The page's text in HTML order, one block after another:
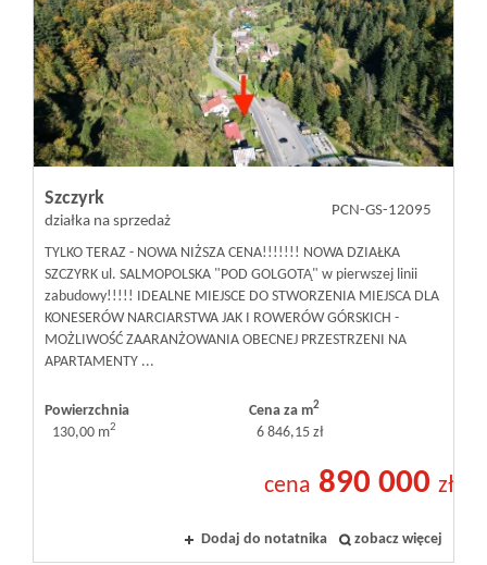
Szczyrk
działka na sprzedaż
PCN-GS-12095
TYLKO TERAZ - NOWA NIŻSZA CENA!!!!!!! NOWA DZIAŁKA
SZCZYRK ul. SALMOPOLSKA "POD GOLGOTĄ" w pierwszej linii
zabudowy!!!!! IDEALNE MIEJSCE DO STWORZENIA MIEJSCA DLA
KONESERÓW NARCIARSTWA JAK I ROWERÓW GÓRSKICH -
MOŻLIWOŚĆ ZAARANŻOWANIA OBECNEJ PRZESTRZENI NA
APARTAMENTY ...
Powierzchnia
130,00 m2
Cena za m2
6 846,15 zł
cena 890 000 zł
Dodaj do notatnika zobacz więcej